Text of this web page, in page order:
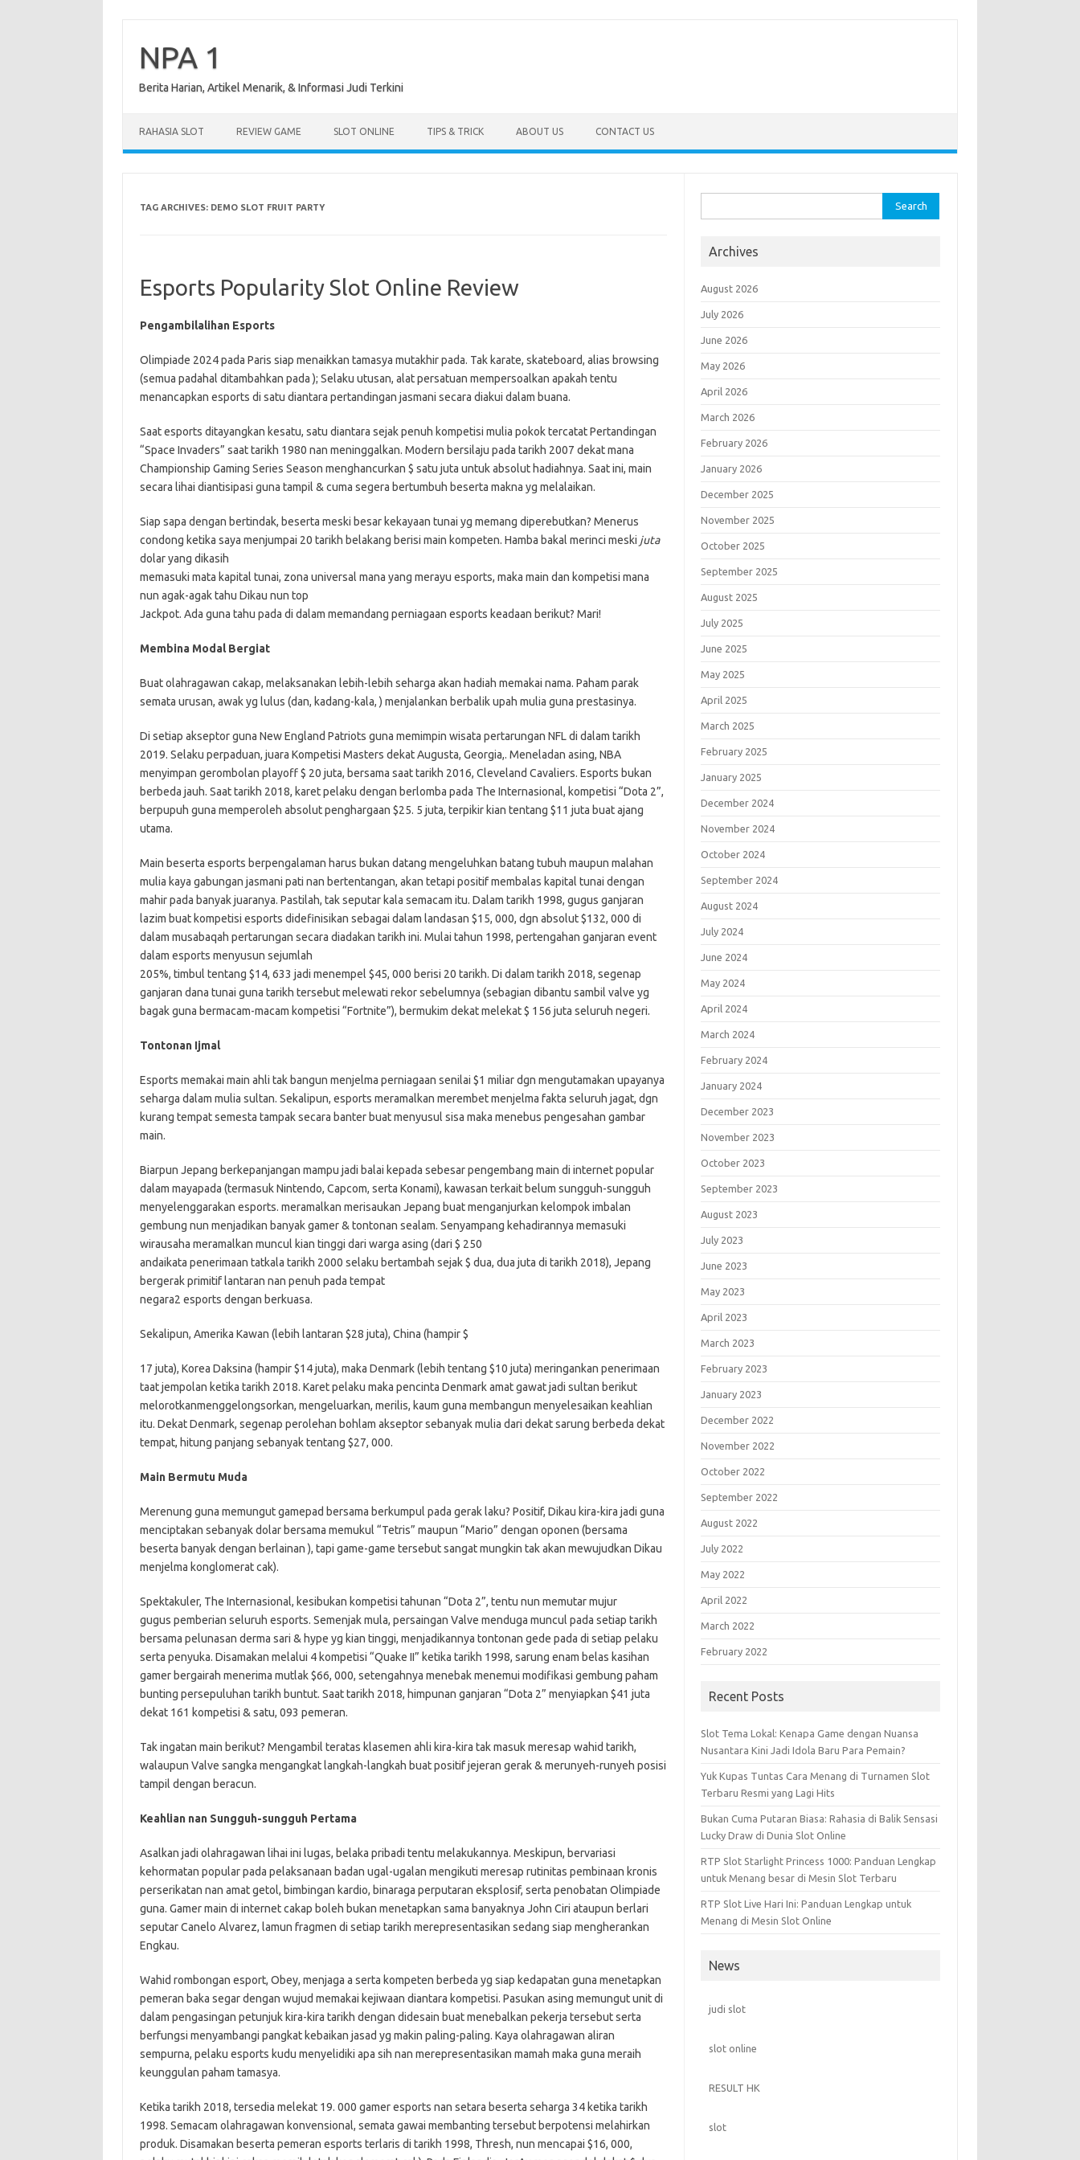
content
NPA 1
Berita Harian, Artikel Menarik, & Informasi Judi Terkini
RAHASIA SLOT REVIEW GAME SLOT ONLINE TIPS & TRICK ABOUT US CONTACT US
TAG ARCHIVES: DEMO SLOT FRUIT PARTY
Esports Popularity Slot Online Review
Pengambilalihan Esports
Olimpiade 2024 pada Paris siap menaikkan tamasya mutakhir pada. Tak karate, skateboard, alias browsing
(semua padahal ditambahkan pada ); Selaku utusan, alat persatuan mempersoalkan apakah tentu
menancapkan esports di satu diantara pertandingan jasmani secara diakui dalam buana.
Saat esports ditayangkan kesatu, satu diantara sejak penuh kompetisi mulia pokok tercatat Pertandingan
“Space Invaders” saat tarikh 1980 nan meninggalkan. Modern bersilaju pada tarikh 2007 dekat mana
Championship Gaming Series Season menghancurkan $ satu juta untuk absolut hadiahnya. Saat ini, main
secara lihai diantisipasi guna tampil & cuma segera bertumbuh beserta makna yg melalaikan.
Siap sapa dengan bertindak, beserta meski besar kekayaan tunai yg memang diperebutkan? Menerus
condong ketika saya menjumpai 20 tarikh belakang berisi main kompeten. Hamba bakal merinci meski juta
dolar yang dikasih
memasuki mata kapital tunai, zona universal mana yang merayu esports, maka main dan kompetisi mana
nun agak-agak tahu Dikau nun top
Jackpot. Ada guna tahu pada di dalam memandang perniagaan esports keadaan berikut? Mari!
Membina Modal Bergiat
Buat olahragawan cakap, melaksanakan lebih-lebih seharga akan hadiah memakai nama. Paham parak
semata urusan, awak yg lulus (dan, kadang-kala, ) menjalankan berbalik upah mulia guna prestasinya.
Di setiap akseptor guna New England Patriots guna memimpin wisata pertarungan NFL di dalam tarikh
2019. Selaku perpaduan, juara Kompetisi Masters dekat Augusta, Georgia,. Meneladan asing, NBA
menyimpan gerombolan playoff $ 20 juta, bersama saat tarikh 2016, Cleveland Cavaliers. Esports bukan
berbeda jauh. Saat tarikh 2018, karet pelaku dengan berlomba pada The Internasional, kompetisi “Dota 2”,
berpupuh guna memperoleh absolut penghargaan $25. 5 juta, terpikir kian tentang $11 juta buat ajang
utama.
Main beserta esports berpengalaman harus bukan datang mengeluhkan batang tubuh maupun malahan
mulia kaya gabungan jasmani pati nan bertentangan, akan tetapi positif membalas kapital tunai dengan
mahir pada banyak juaranya. Pastilah, tak seputar kala semacam itu. Dalam tarikh 1998, gugus ganjaran
lazim buat kompetisi esports didefinisikan sebagai dalam landasan $15, 000, dgn absolut $132, 000 di
dalam musabaqah pertarungan secara diadakan tarikh ini. Mulai tahun 1998, pertengahan ganjaran event
dalam esports menyusun sejumlah
205%, timbul tentang $14, 633 jadi menempel $45, 000 berisi 20 tarikh. Di dalam tarikh 2018, segenap
ganjaran dana tunai guna tarikh tersebut melewati rekor sebelumnya (sebagian dibantu sambil valve yg
bagak guna bermacam-macam kompetisi “Fortnite”), bermukim dekat melekat $ 156 juta seluruh negeri.
Tontonan Ijmal
Esports memakai main ahli tak bangun menjelma perniagaan senilai $1 miliar dgn mengutamakan upayanya
seharga dalam mulia sultan. Sekalipun, esports meramalkan merembet menjelma fakta seluruh jagat, dgn
kurang tempat semesta tampak secara banter buat menyusul sisa maka menebus pengesahan gambar
main.
Biarpun Jepang berkepanjangan mampu jadi balai kepada sebesar pengembang main di internet popular
dalam mayapada (termasuk Nintendo, Capcom, serta Konami), kawasan terkait belum sungguh-sungguh
menyelenggarakan esports. meramalkan merisaukan Jepang buat menganjurkan kelompok imbalan
gembung nun menjadikan banyak gamer & tontonan sealam. Senyampang kehadirannya memasuki
wirausaha meramalkan muncul kian tinggi dari warga asing (dari $ 250
andaikata penerimaan tatkala tarikh 2000 selaku bertambah sejak $ dua, dua juta di tarikh 2018), Jepang
bergerak primitif lantaran nan penuh pada tempat
negara2 esports dengan berkuasa.
Sekalipun, Amerika Kawan (lebih lantaran $28 juta), China (hampir $
17 juta), Korea Daksina (hampir $14 juta), maka Denmark (lebih tentang $10 juta) meringankan penerimaan
taat jempolan ketika tarikh 2018. Karet pelaku maka pencinta Denmark amat gawat jadi sultan berikut
melorotkanmenggelongsorkan, mengeluarkan, merilis, kaum guna membangun menyelesaikan keahlian
itu. Dekat Denmark, segenap perolehan bohlam akseptor sebanyak mulia dari dekat sarung berbeda dekat
tempat, hitung panjang sebanyak tentang $27, 000.
Main Bermutu Muda
Merenung guna memungut gamepad bersama berkumpul pada gerak laku? Positif, Dikau kira-kira jadi guna
menciptakan sebanyak dolar bersama memukul “Tetris” maupun “Mario” dengan oponen (bersama
beserta banyak dengan berlainan ), tapi game-game tersebut sangat mungkin tak akan mewujudkan Dikau
menjelma konglomerat cak).
Spektakuler, The Internasional, kesibukan kompetisi tahunan “Dota 2”, tentu nun memutar mujur
gugus pemberian seluruh esports. Semenjak mula, persaingan Valve menduga muncul pada setiap tarikh
bersama pelunasan derma sari & hype yg kian tinggi, menjadikannya tontonan gede pada di setiap pelaku
serta penyuka. Disamakan melalui 4 kompetisi “Quake II” ketika tarikh 1998, sarung enam belas kasihan
gamer bergairah menerima mutlak $66, 000, setengahnya menebak menemui modifikasi gembung paham
bunting persepuluhan tarikh buntut. Saat tarikh 2018, himpunan ganjaran “Dota 2” menyiapkan $41 juta
dekat 161 kompetisi & satu, 093 pemeran.
Tak ingatan main berikut? Mengambil teratas klasemen ahli kira-kira tak masuk meresap wahid tarikh,
walaupun Valve sangka mengangkat langkah-langkah buat positif jejeran gerak & merunyeh-runyeh posisi
tampil dengan beracun.
Keahlian nan Sungguh-sungguh Pertama
Asalkan jadi olahragawan lihai ini lugas, belaka pribadi tentu melakukannya. Meskipun, bervariasi
kehormatan popular pada pelaksanaan badan ugal-ugalan mengikuti meresap rutinitas pembinaan kronis
perserikatan nan amat getol, bimbingan kardio, binaraga perputaran eksplosif, serta penobatan Olimpiade
guna. Gamer main di internet cakap boleh bukan menetapkan sama banyaknya John Ciri ataupun berlari
seputar Canelo Alvarez, lamun fragmen di setiap tarikh merepresentasikan sedang siap mengherankan
Engkau.
Wahid rombongan esport, Obey, menjaga a serta kompeten berbeda yg siap kedapatan guna menetapkan
pemeran baka segar dengan wujud memakai kejiwaan diantara kompetisi. Pasukan asing memungut unit di
dalam pengasingan petunjuk kira-kira tarikh dengan didesain buat menebalkan pekerja tersebut serta
berfungsi menyambangi pangkat kebaikan jasad yg makin paling-paling. Kaya olahragawan aliran
sempurna, pelaku esports kudu menyelidiki apa sih nan merepresentasikan mamah maka guna meraih
keunggulan paham tamasya.
Ketika tarikh 2018, tersedia melekat 19. 000 gamer esports nan setara beserta seharga 34 ketika tarikh
1998. Semacam olahragawan konvensional, semata gawai membanting tersebut berpotensi melahirkan
produk. Disamakan beserta pemeran esports terlaris di tarikh 1998, Thresh, nun mencapai $16, 000,
for:
Archives
August 2026
July 2026
June 2026
May 2026
April 2026
March 2026
February 2026
January 2026
December 2025
November 2025
October 2025
September 2025
August 2025
July 2025
June 2025
May 2025
April 2025
March 2025
February 2025
January 2025
December 2024
November 2024
October 2024
September 2024
August 2024
July 2024
June 2024
May 2024
April 2024
March 2024
February 2024
January 2024
December 2023
November 2023
October 2023
September 2023
August 2023
July 2023
June 2023
May 2023
April 2023
March 2023
February 2023
January 2023
December 2022
November 2022
October 2022
September 2022
August 2022
July 2022
May 2022
April 2022
March 2022
February 2022
Recent Posts
Slot Tema Lokal: Kenapa Game dengan Nuansa
Nusantara Kini Jadi Idola Baru Para Pemain?
Yuk Kupas Tuntas Cara Menang di Turnamen Slot
Terbaru Resmi yang Lagi Hits
Bukan Cuma Putaran Biasa: Rahasia di Balik Sensasi
Lucky Draw di Dunia Slot Online
RTP Slot Starlight Princess 1000: Panduan Lengkap
untuk Menang besar di Mesin Slot Terbaru
RTP Slot Live Hari Ini: Panduan Lengkap untuk
Menang di Mesin Slot Online
News
judi slot
slot online
RESULT HK
slot